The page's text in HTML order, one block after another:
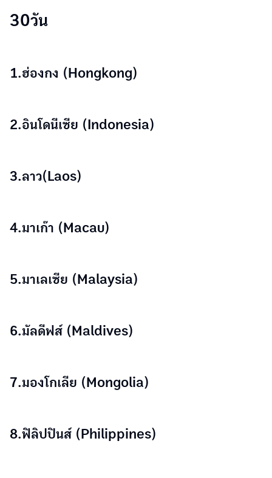
30วัน
1.ฮ่องกง (Hongkong)
2.อินโดนีเซีย (Indonesia)
3.ลาว(Laos)
4.มาเก๊า (Macau)
5.มาเลเซีย (Malaysia)
6.มัลดีฟส์ (Maldives)
7.มองโกเลีย (Mongolia)
8.ฟิลิปปินส์ (Philippines)